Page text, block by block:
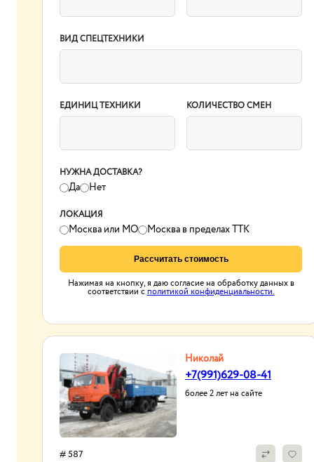
ВИД СПЕЦТЕХНИКИ
ЕДИНИЦ ТЕХНИКИ КОЛИЧЕСТВО СМЕН
НУЖНА ДОСТАВКА?
Да Нет
ЛОКАЦИЯ
Москва или МО Москва в пределах ТТК
Рассчитать стоимость
Нажимая на кнопку, я даю согласие на обработку данных в
соответствии сполитикой конфиденциальности.
Николай
+7(991)629-08-41
более 2 лет на сайте
# 587